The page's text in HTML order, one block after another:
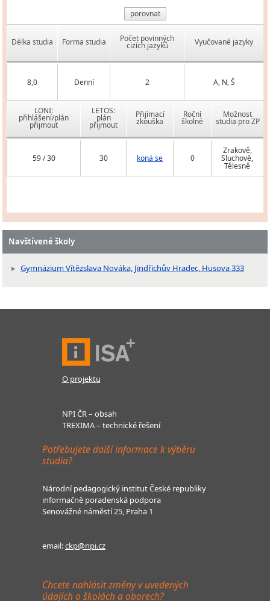
porovnat
Délka studia Forma studia Počet povinných
cizích jazyků Vyučované jazyky
8,0 Denní 2 A, N, Š
LONI:
přihlášení/plán
přijmout
LETOS:
plán
přijmout
Přijímací
zkouška
Roční
školné
Možnost
studia pro ZP
59 / 30 30 koná se 0
Zrakově,
Sluchově,
Tělesně
Navštívené školy
Gymnázium Vítězslava Nováka, Jindřichův Hradec, Husova 333
O projektu
NPI ČR – obsah
TREXIMA – technické řešení
Potřebujete další informace k výběru
studia?
Národní pedagogický institut České republiky
informačně poradenská podpora
Senovážné náměstí 25, Praha 1
email:ckp@npi.cz
Chcete nahlásit změny v uvedených
údajích o školách a oborech?